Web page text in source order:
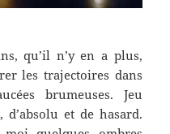
qu’il n’y en a plus,
les trajectoires dans
brumeuses. Jeu
d’absolu et de hasard.